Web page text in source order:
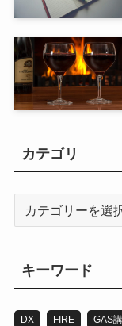
カテゴリ
キーワード
DX FIRE GAS